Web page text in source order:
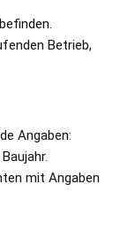
Betrieb,
Angaben:
mit Angaben